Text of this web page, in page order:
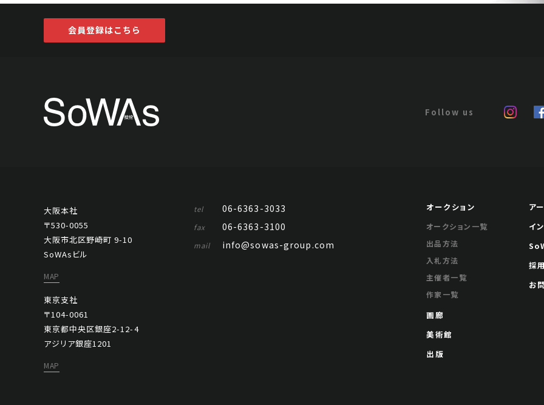
会員登録はこちら
大阪本社
〒530-0055
大阪市北区野崎町 9-10
SoWAsビル
MAP
東京支社
〒104-0061
東京都中央区銀座2-12-4
アジリア銀座1201
MAP
tel 06-6363-3033
fax 06-6363-3100
mail info@sowas-group.com
オークション
オークション一覧
出品方法
入札方法
主催者一覧
作家一覧
画廊
美術館
出版
ア
イ
採
お